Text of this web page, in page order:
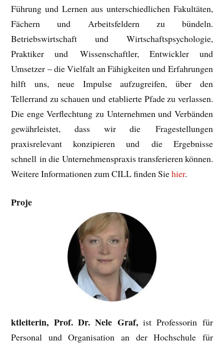
Führung und Lernen aus unterschiedlichen Fakultäten,
Fächern und Arbeitsfeldern zu bündeln.
Betriebswirtschaft und Wirtschaftspsychologie,
Praktiker und Wissenschaftler, Entwickler und
Umsetzer – die Vielfalt an Fähigkeiten und Erfahrungen
hilft uns, neue Impulse aufzugreifen, über den
Tellerrand zu schauen und etablierte Pfade zu verlassen.
Die enge Verflechtung zu Unternehmen und Verbänden
gewährleistet, dass wir die Fragestellungen
praxisrelevant konzipieren und die Ergebnisse
schnell in die Unternehmenspraxis transferieren können.
Weitere Informationen zum CILL finden Siehier.
Proje
ktleiterin, Prof. Dr. Nele Graf, ist Professorin für
Personal und Organisation an der Hochschule für